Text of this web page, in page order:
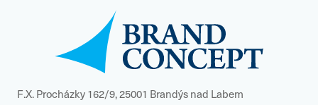
F.X. Procházky 162/9, 25001 Brandýs nad Labem